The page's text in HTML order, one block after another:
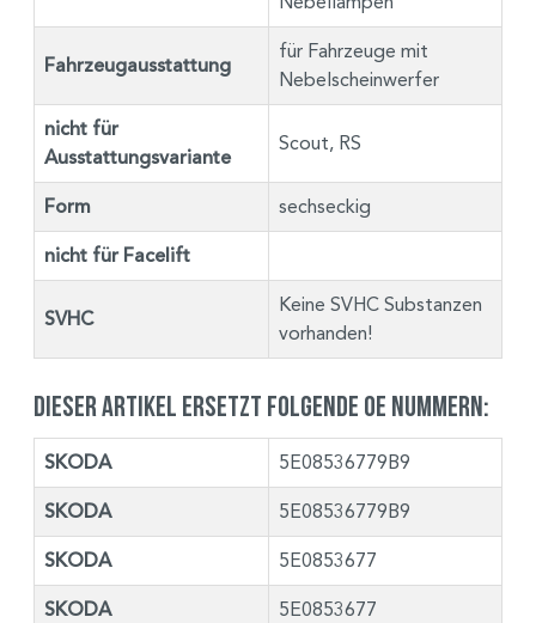
Fahrzeugausstattung
für Fahrzeuge mit
Nebelscheinwerfer
nicht für
Ausstattungsvariante
Scout, RS
Form sechseckig
nicht für Facelift
SVHC
Keine SVHC Substanzen
vorhanden!
Dieser Artikel ersetzt folgende OE Nummern:
SKODA 5E08536779B9
SKODA 5E08536779B9
SKODA 5E0853677
SKODA 5E0853677